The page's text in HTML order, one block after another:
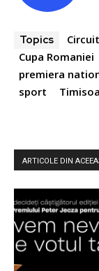
Topics
Cupa Romaniei
premiera
sport
ARTICOLE DIN